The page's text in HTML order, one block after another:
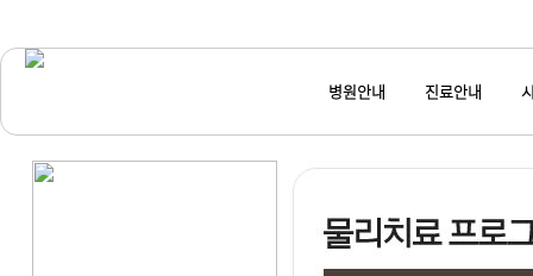
병원안내 진료안내